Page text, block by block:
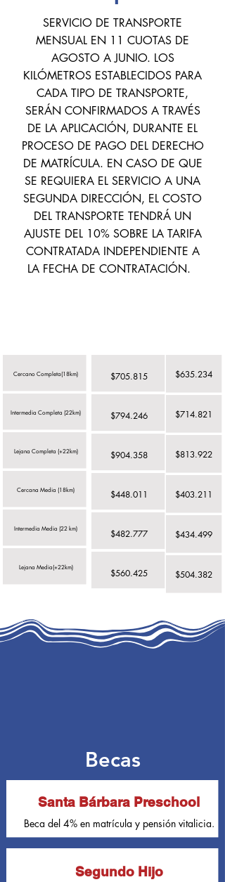
SERVICIO DE TRANSPORTE
MENSUAL EN 11 CUOTAS DE
AGOSTO A JUNIO. LOS
KILÓMETROS ESTABLECIDOS PARA
CADA TIPO DE TRANSPORTE,
SERÁN CONFIRMADOS A TRAVÉS
DE LA APLICACIÓN, DURANTE EL
PROCESO DE PAGO DEL DERECHO
DE MATRÍCULA. EN CASO DE QUE
SE REQUIERA EL SERVICIO A UNA
SEGUNDA DIRECCIÓN, EL COSTO
DEL TRANSPORTE TENDRÁ UN
AJUSTE DEL 10% SOBRE LA TARIFA
CONTRATADA INDEPENDIENTE A
LA FECHA DE CONTRATACIÓN.
Cercano Completa(18km)
Intermedia Completa (22km)
Lejana Completa (+22km)
Cercana Media (18km)
Intermedia Media (22 km)
Lejana Media(+22km)
$705.815
$794.246
$904.358
$448.011
$482.777
$560.425
$635.234
$714.821
$813.922
$403.211
$434.499
$504.382
Becas
Santa Bárbara Preschool
Beca del 4% en matrícula y pensión vitalicia.
Segundo Hijo